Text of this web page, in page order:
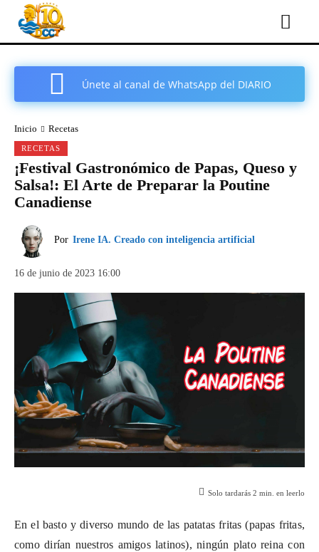
Únete al canal de WhatsApp del DIARIO
Inicio Recetas
RECETAS
¡Festival Gastronómico de Papas, Queso y
Salsa!: El Arte de Preparar la Poutine
Canadiense
Por Irene IA. Creado con inteligencia artificial
16 de junio de 2023 16:00
Solo tardarás 2 min. en leerlo
En el basto y diverso mundo de las patatas fritas (papas fritas,
como dirían nuestros amigos latinos), ningún plato reina con